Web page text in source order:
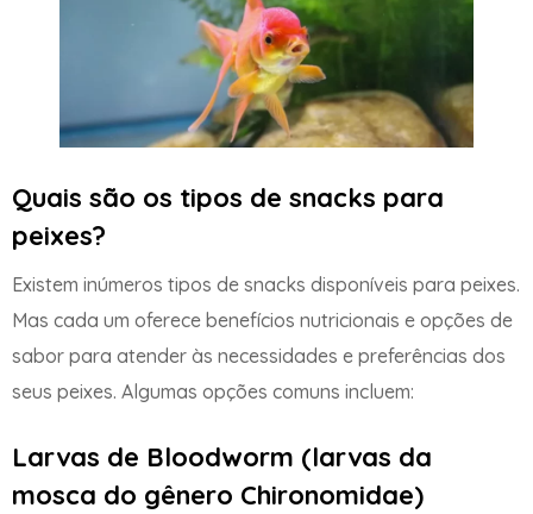
Quais são os tipos de snacks para
peixes?
Existem inúmeros tipos de snacks disponíveis para peixes.
Mas cada um oferece benefícios nutricionais e opções de
sabor para atender às necessidades e preferências dos
seus peixes. Algumas opções comuns incluem:
Larvas de Bloodworm (larvas da
mosca do gênero Chironomidae)